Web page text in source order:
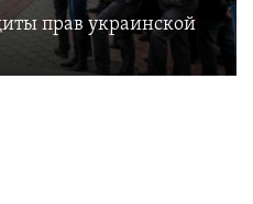
прав украинской